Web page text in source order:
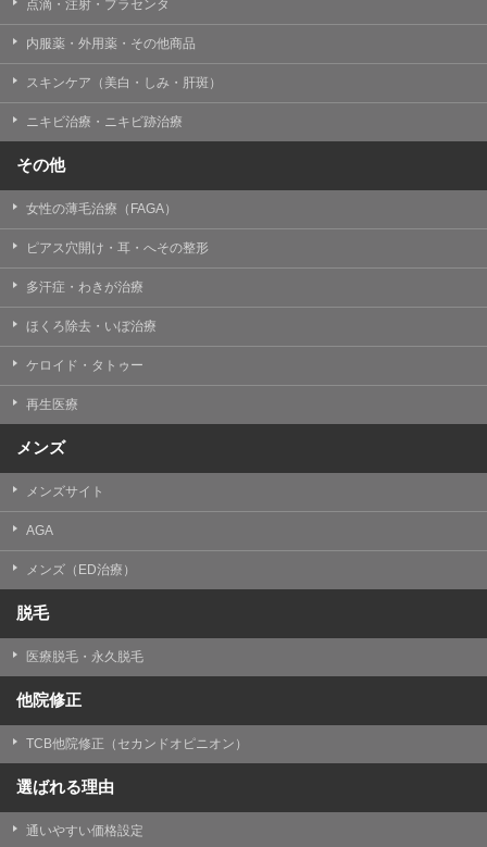
【個人情報の共同利用について】
TCBグループは、【利用目的】達成に必要な範囲で、取
得情報を共同して利用することがあります。
なお、共同利用にあたっては、一般社団法人メディカル
アライアンスが個人情報の管理について責任を有しま
一般社団法人メディカルアライアンス
代表電話番号03-6459-0169
①共同して利用される情報
【取得する情報】に規定されている取得情報
②共同して利用する者の範囲
【基本理念】に規定するTCBグループ
③共同利用する者の利用目的
【利用目的】の達成のため
【外部委託について】
TCBグループは、【利用目的】の達成に必要な範囲内に
おいて、取得情報の取扱いの全部または一部を外部の業
務委託先に委託することがあります。取得情報の取り扱
いを委託する場合、委託先との間で、個人情報の保護に
正に管理されるよう確保します。
【第三者提供について】
TCBグループは、個人情報保護法その他の法令により認
められる場合を除き、患者様の同意なしに、取得情報を
委託先以外の第三者に開示・提供することはありませ
ん。
TCBグループは、本人の申し出により個人情報に関する
について、これを適切に対応します。
問合せ先：個人情報お問合せフォーム
点滴・注射・プラセンタ
内服薬・外用薬・その他商品
スキンケア（美白・しみ・肝斑）
ニキビ治療・ニキビ跡治療
その他
女性の薄毛治療（FAGA）
ピアス穴開け・耳・へその整形
多汗症・わきが治療
ほくろ除去・いぼ治療
ケロイド・タトゥー
再生医療
メンズ
メンズサイト
AGA
メンズ（ED治療）
脱毛
医療脱毛・永久脱毛
他院修正
TCB他院修正（セカンドオピニオン）
選ばれる理由
通いやすい価格設定